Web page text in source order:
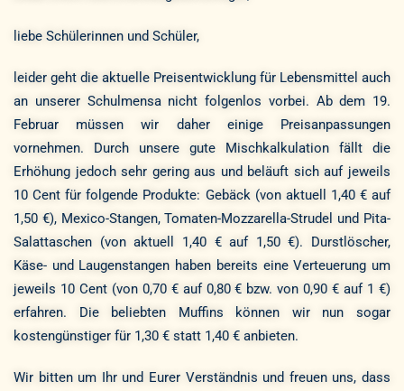
liebe Schülerinnen und Schüler,
leider geht die aktuelle Preisentwicklung für Lebensmittel auch
an unserer Schulmensa nicht folgenlos vorbei. Ab dem 19.
Februar müssen wir daher einige Preisanpassungen
vornehmen. Durch unsere gute Mischkalkulation fällt die
Erhöhung jedoch sehr gering aus und beläuft sich auf jeweils
10 Cent für folgende Produkte: Gebäck (von aktuell 1,40 € auf
1,50 €), Mexico-Stangen, Tomaten-Mozzarella-Strudel und Pita-
Salattaschen (von aktuell 1,40 € auf 1,50 €). Durstlöscher,
Käse- und Laugenstangen haben bereits eine Verteuerung um
jeweils 10 Cent (von 0,70 € auf 0,80 € bzw. von 0,90 € auf 1 €)
erfahren. Die beliebten Muffins können wir nun sogar
kostengünstiger für 1,30 € statt 1,40 € anbieten.
Wir bitten um Ihr und Eurer Verständnis und freuen uns, dass